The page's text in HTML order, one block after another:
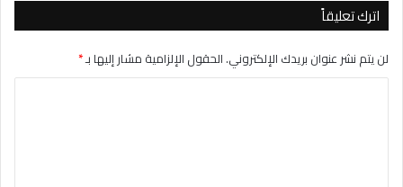
اترك تعليقاً
لن يتم نشر عنوان بريدك الإلكتروني.الحقول الإلزامية مشار إليها بـ*